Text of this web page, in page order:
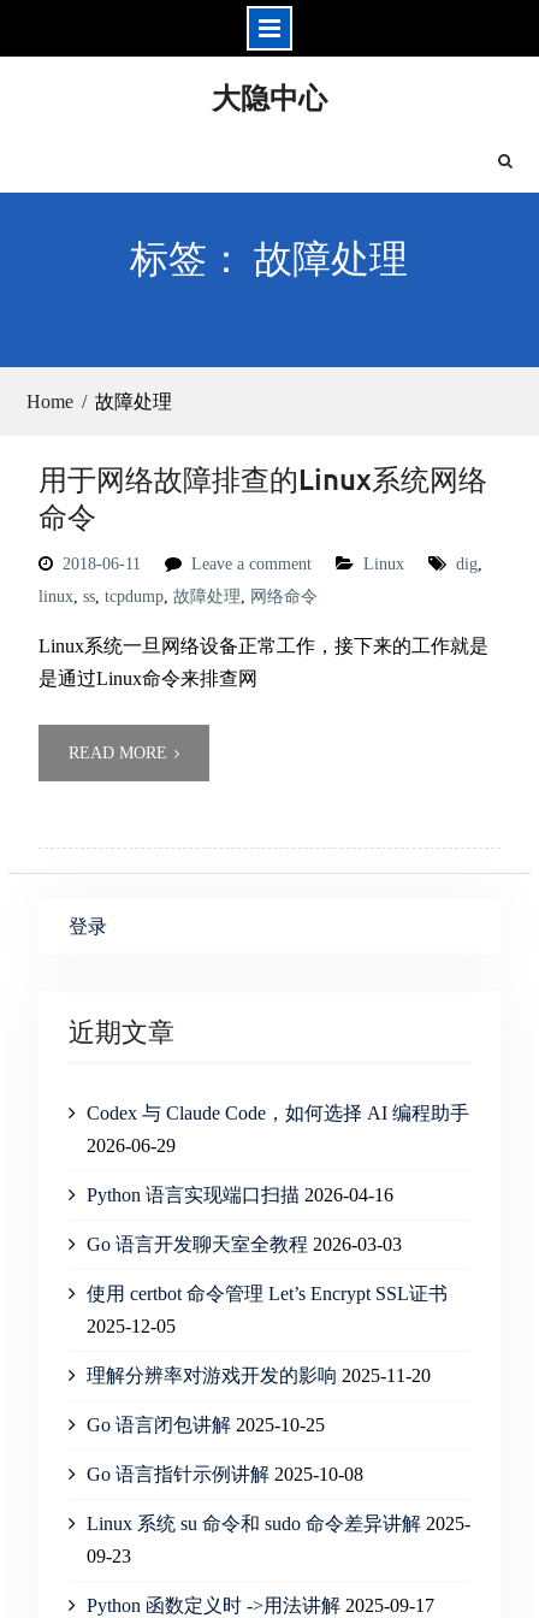
大隐中心
标签： 故障处理
Home 故障处理
用于网络故障排查的Linux系统网络
命令
2018-06-11 Leave a comment Linux dig,
linux, ss, tcpdump, 故障处理, 网络命令
Linux系统一旦网络设备正常工作，接下来的工作就是
是通过Linux命令来排查网
READ MORE
登录
近期文章
Codex 与 Claude Code，如何选择 AI 编程助手
2026-06-29
Python 语言实现端口扫描 2026-04-16
Go 语言开发聊天室全教程 2026-03-03
使用 certbot 命令管理 Let’s Encrypt SSL证书
2025-12-05
理解分辨率对游戏开发的影响 2025-11-20
Go 语言闭包讲解 2025-10-25
Go 语言指针示例讲解 2025-10-08
Linux 系统 su 命令和 sudo 命令差异讲解 2025-
09-23
Python 函数定义时 ->用法讲解 2025-09-17